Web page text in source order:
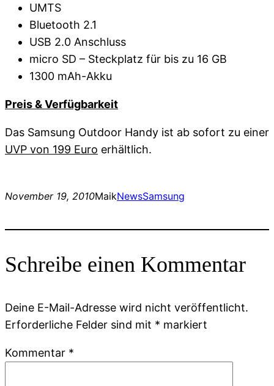
UMTS
Bluetooth 2.1
USB 2.0 Anschluss
micro SD – Steckplatz für bis zu 16 GB
1300 mAh-Akku
Preis & Verfügbarkeit
Das Samsung Outdoor Handy ist ab sofort zu einer
UVP von 199 Euro erhältlich.
November 19, 2010MaikNewsSamsung
Schreibe einen Kommentar
Deine E-Mail-Adresse wird nicht veröffentlicht.
Erforderliche Felder sind mit * markiert
Kommentar *